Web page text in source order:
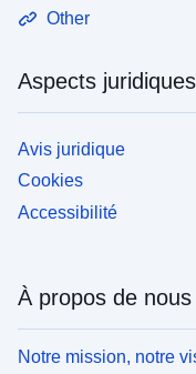
Other
Aspects juridiques
Avis juridique
Cookies
Accessibilité
À propos de nous
Notre mission, notre